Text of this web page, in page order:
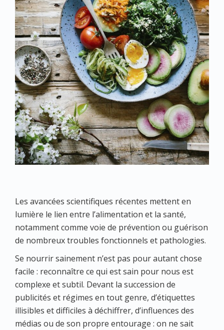
Les avancées scientifiques récentes mettent en
lumière le lien entre l’alimentation et la santé,
notamment comme voie de prévention ou guérison
de nombreux troubles fonctionnels et pathologies.
Se nourrir sainement n’est pas pour autant chose
facile : reconnaître ce qui est sain pour nous est
complexe et subtil. Devant la succession de
publicités et régimes en tout genre, d’étiquettes
illisibles et difficiles à déchiffrer, d’influences des
médias ou de son propre entourage : on ne sait